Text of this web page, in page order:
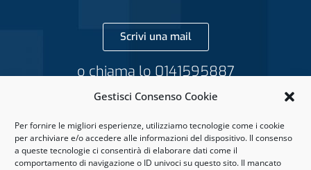
Gestisci Consenso Cookie
Per fornire le migliori esperienze, utilizziamo tecnologie come i cookie
per archiviare e/o accedere alle informazioni del dispositivo. Il consenso
a queste tecnologie ci consentirà di elaborare dati come il
comportamento di navigazione o ID univoci su questo sito. Il mancato
Scrivi una mail
o chiama lo 0141595887
grazianoavvpiano@gmail.com